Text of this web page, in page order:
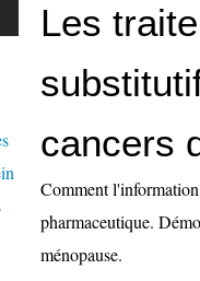
Les
cancers
Comment
pharmaceutique.
ménopause.